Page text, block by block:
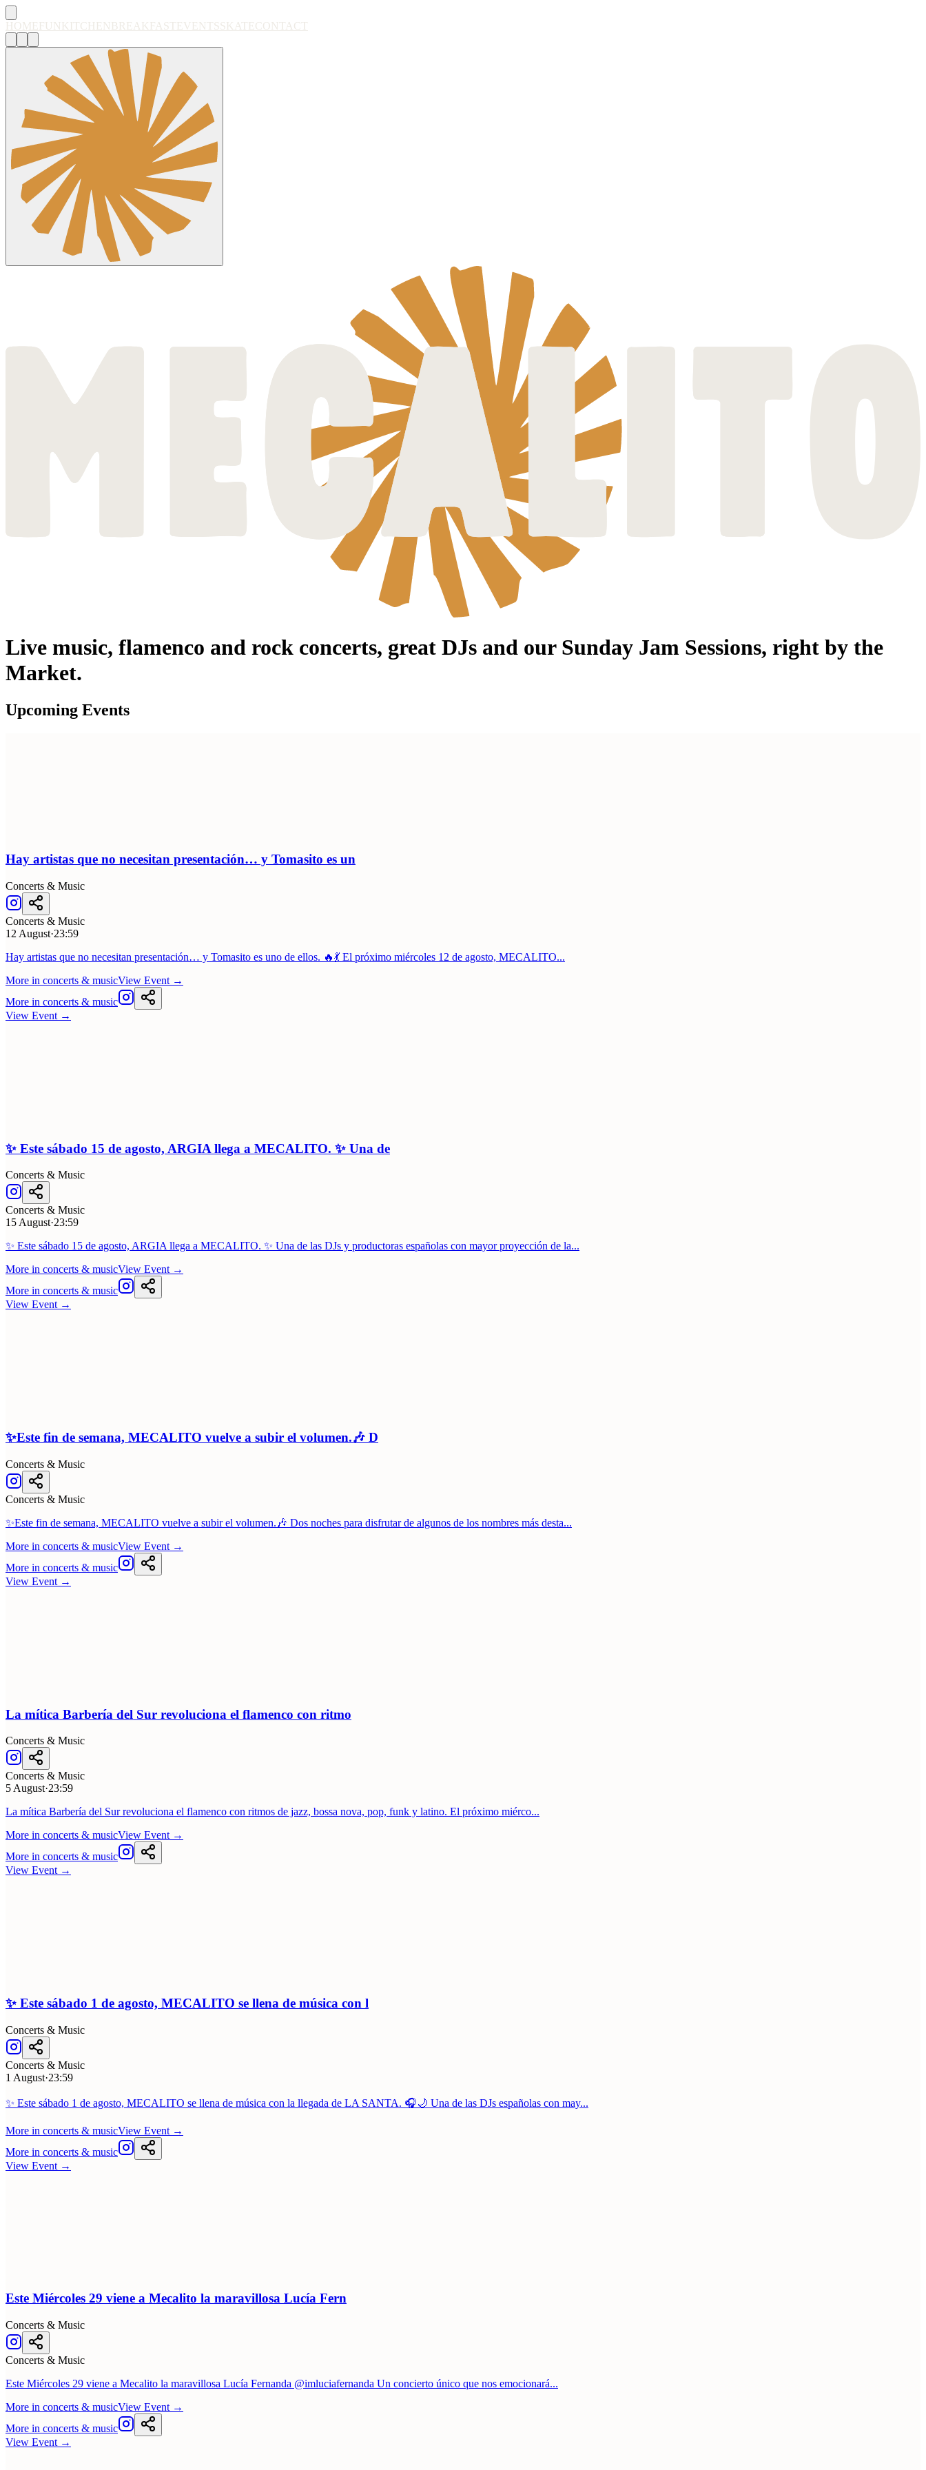
HOME FUN KITCHEN BREAKFAST EVENTSSKATECONTACT
Live music, flamenco and rock concerts, great DJs and our Sunday Jam Sessions, right by the
Market.
Upcoming Events
Hay artistas que no necesitan presentación… y Tomasito es un
Concerts & Music
Concerts & Music
12 August·23:59
Hay artistas que no necesitan presentación… y Tomasito es uno de ellos. 🔥💃 El próximo miércoles 12 de agosto, MECALITO...
More in concerts & musicView Event →
More in concerts & music
View Event →
✨ Este sábado 15 de agosto, ARGIA llega a MECALITO. ✨ Una de
Concerts & Music
Concerts & Music
15 August·23:59
✨ Este sábado 15 de agosto, ARGIA llega a MECALITO. ✨ Una de las DJs y productoras españolas con mayor proyección de la...
More in concerts & musicView Event→
More in concerts & music
View Event→
✨Este fin de semana, MECALITO vuelve a subir el volumen.🎶 D
Concerts & Music
Concerts & Music
✨Este fin de semana, MECALITO vuelve a subir el volumen.🎶 Dos noches para disfrutar de algunos de los nombres más desta...
More in concerts & musicView Event →
More in concerts & music
View Event →
La mítica Barbería del Sur revoluciona el flamenco con ritmo
Concerts & Music
Concerts & Music
5 August·23:59
La mítica Barbería del Sur revoluciona el flamenco con ritmos de jazz, bossa nova, pop, funk y latino. El próximo miérco...
More in concerts & musicView Event →
More in concerts & music
View Event →
✨ Este sábado 1 de agosto, MECALITO se llena de música con l
Concerts & Music
Concerts & Music
1 August·23:59
✨ Este sábado 1 de agosto, MECALITO se llena de música con la llegada de LA SANTA. 🎧🌙 Una de las DJs españolas con may...
More in concerts & musicView Event →
More in concerts & music
View Event →
Este Miércoles 29 viene a Mecalito la maravillosa Lucía Fern
Concerts & Music
Concerts & Music
Este Miércoles 29 viene a Mecalito la maravillosa Lucía Fernanda @imluciafernanda Un concierto único que nos emocionará...
More in concerts & musicView Event →
More in concerts & music
View Event →